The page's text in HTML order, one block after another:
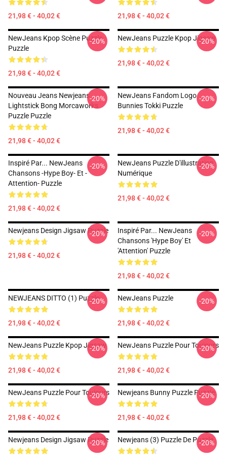
21,98 € - 40,02 € 21,98 € - 40,02 €
NewJeans Kpop Scène Puzzle
Puzzle
21,98 € - 40,02 €
-20% NewJeans Puzzle Kpop Jigsaw
21,98 € - 40,02 €
-20%
Nouveau Jeans Newjeans
Lightstick Bong Morcaworks
Puzzle Puzzle
21,98 € - 40,02 €
-20%
NewJeans Fandom Logo
Bunnies Tokki Puzzle
21,98 € - 40,02 €
-20%
Inspiré Par... NewJeans
Chansons -Hype Boy- Et -
Attention- Puzzle
21,98 € - 40,02 €
-20%
NewJeans Puzzle D'illustration
Numérique
21,98 € - 40,02 €
-20%
Newjeans Design Jigsaw Puzzle
21,98 € - 40,02 €
-20%
Inspiré Par... NewJeans
Chansons 'Hype Boy' Et
'Attention' Puzzle
21,98 € - 40,02 €
-20%
NEWJEANS DITTO (1) Puzzle
21,98 € - 40,02 €
-20% NewJeans Puzzle
21,98 € - 40,02 €
-20%
NewJeans Puzzle Kpop Jigsaw
21,98 € - 40,02 €
-20% NewJeans Puzzle Pour Toujours
21,98 € - 40,02 €
-20%
NewJeans Puzzle Pour Toujours
21,98 € - 40,02 €
-20% Newjeans Bunny Puzzle Puzzle
21,98 € - 40,02 €
-20%
Newjeans Design Jigsaw Puzzle
-20% Newjeans (3) Puzzle De Puzzle
-20%